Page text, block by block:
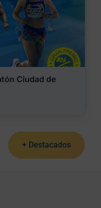
Ciudad de
+ Destacados